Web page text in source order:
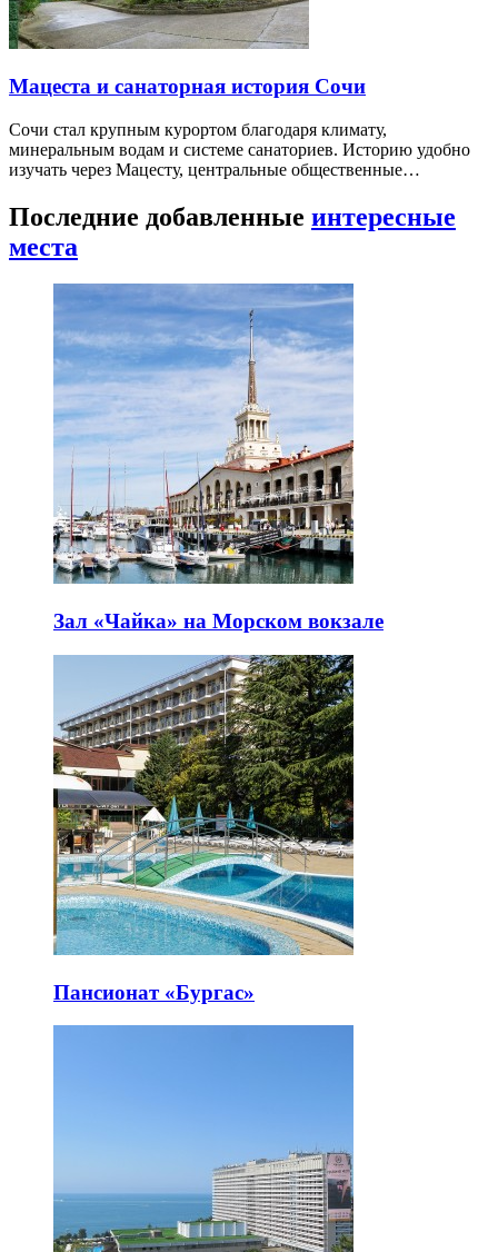
Мацеста и санаторная история Сочи
Сочи стал крупным курортом благодаря климату,
минеральным водам и системе санаториев. Историю удобно
изучать через Мацесту, центральные общественные…
Последние добавленные интересные
места
Зал «Чайка» на Морском вокзале
Пансионат «Бургас»